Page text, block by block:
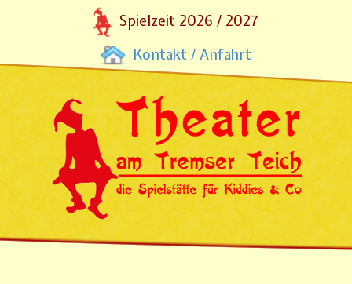
Spielzeit 2026 / 2027
Kontakt / Anfahrt